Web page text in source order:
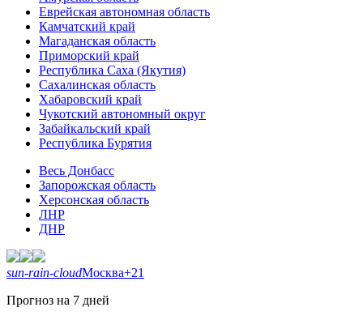
Еврейская автономная область
Камчатский край
Магаданская область
Приморский край
Республика Саха (Якутия)
Сахалинская область
Хабаровский край
Чукотский автономный округ
Забайкальский край
Республика Бурятия
Весь Донбасс
Запорожская область
Херсонская область
ЛНР
ДНР
sun-rain-cloudМосква+21
Прогноз на 7 дней